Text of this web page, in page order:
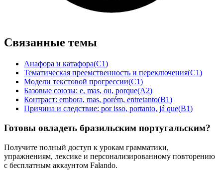
Связанные темы
Анафора и катафора(C1)
Тематическая преемственность и переключения(C1)
Модели текстовой прогрессии(C1)
Базовые союзы: e, mas, ou, porque(A2)
Контраст: embora, mas, porém, entretanto(B1)
Причина и следствие: por isso, portanto, já que(B1)
Готовы овладеть бразильским португальским?
Получите полный доступ к урокам грамматики,
упражнениям, лексике и персонализированному повторению
с бесплатным аккаунтом Falando.